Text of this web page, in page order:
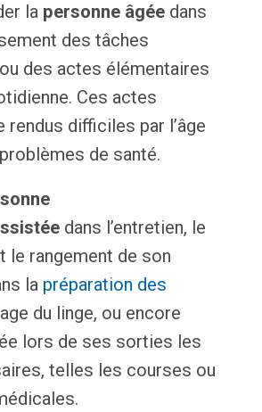
la personne âgéedans
des tâches
des actes élémentaires
Ces actes
rendus difficiles par l’âge
de santé.
dans l’entretien, le
le rangement de son
la préparation des
du linge, ou encore
lors de ses sorties les
telles les courses ou